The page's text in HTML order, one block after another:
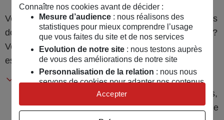
Vous avez été victime d’un Phishing et avez saisi des
données sensibles bancaires sur un site malveillant ?
Vous suspectez que quelqu’un accède à votre
espace de manière illicite ?
Vérifiez que vous êtes à l’origine des opérations
réalisées sur votre compte : si ce n’est pas le cas,
désactivez votre accès en saisissant trois mots de
Connaître nos cookies avant de décider :
Mesure d’audience: nous réalisons des
statistiques pour mieux comprendre l’usage
que vous faites du site et de nos services
Evolution de notre site: nous testons auprès
de vous des améliorations de notre site
Personnalisation de la relation : nous nous
servons de cookies pour adapter nos contenus
et personnaliser nos offres
Univers publicitaire: nous utilisons avec nos
Accepter